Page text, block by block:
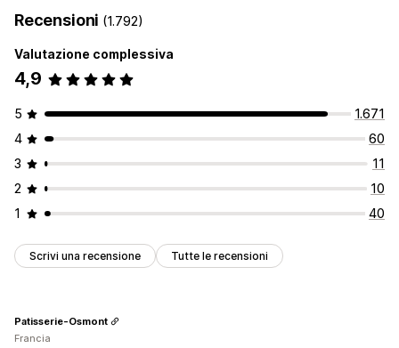
Recensioni (1.792)
Valutazione complessiva
4,9
5
1.671
4
60
3
11
2
10
1
40
Scrivi una recensione Tutte le recensioni
Patisserie-Osmont
Francia